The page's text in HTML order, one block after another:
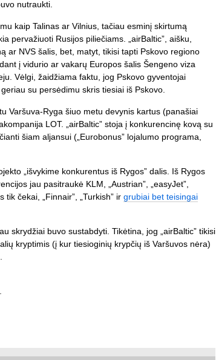
nutraukti.
kaip Talinas ar Vilnius, tačiau esminį skirtumą
pervažiuoti Rusijos piliečiams. „airBaltic”, aišku,
ar NVS šalis, bet, matyt, tikisi tapti Pskovo regiono
į vidurio ar vakarų Europos šalis Šengeno viza
Vėlgi, žaidžiama faktu, jog Pskovo gyventojai
su persėdimu skris tiesiai iš Pskovo.
Varšuva-Ryga šiuo metu devynis kartus (panašiai
LOT. „airBaltic” stoja į konkurencinę kovą su
šiam aljansui („Eurobonus” lojalumo programa,
„išvykime konkurentus iš Rygos” dalis. Iš Rygos
jau pasitraukė KLM, „Austrian”, „easyJet”,
tik čekai, „Finnair”, „Turkish” ir grubiai bet teisingai
skrydžiai buvo sustabdyti. Tikėtina, jog „airBaltic” tikisi
kryptimis (į kur tiesioginių krypčių iš Varšuvos nėra)